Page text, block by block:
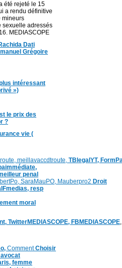
été rejeté le 15
a rendu définitive
mineurs
sexuelle adressés
MEDIASCOPE
Dati
Grégoire
intéressant
»)
le prix des
?
vie (
meillavaccdtroute, TBlegalYT,
penal
SaraMauPO, Mauberpro2 Droit
resp
moral
TwitterMEDIASCOPE, FBMEDIASCOPE
CommentChoisir
avocat
femme